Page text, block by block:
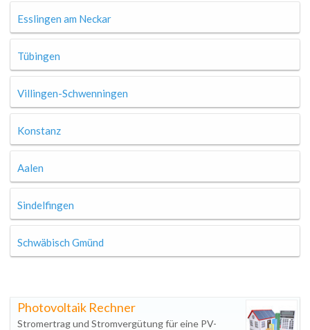
Esslingen am Neckar
Tübingen
Villingen-Schwenningen
Konstanz
Aalen
Sindelfingen
Schwäbisch Gmünd
Photovoltaik Rechner
Stromertrag und Stromvergütung für eine PV-